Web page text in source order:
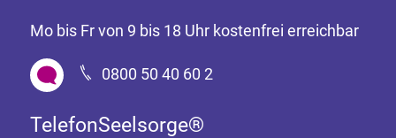
Mo bis Fr von 9 bis 18 Uhr kostenfrei erreichbar
0800 50 40 60 2
TelefonSeelsorge®